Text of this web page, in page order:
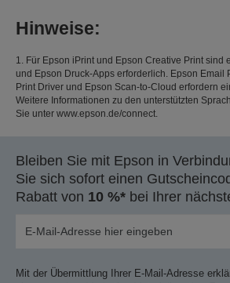
Hinweise:
1. Für Epson iPrint und Epson Creative Print sind
und Epson Druck-Apps erforderlich. Epson Email
Print Driver und Epson Scan-to-Cloud erfordern
Weitere Informationen zu den unterstützten
Sie unter www.epson.de/connect.
Bleiben Sie mit Epson in
Sie sich sofort einen
Rabatt von 10 %* bei Ihrer
Mit der Übermittlung Ihrer E-Mail-Adresse